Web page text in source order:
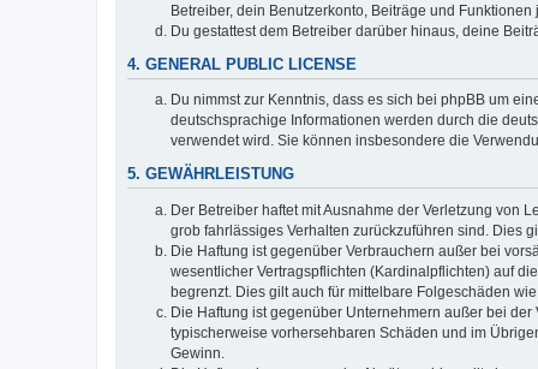
Betreiber, dein Benutzerkonto, Beiträge und
Du gestattest dem Betreiber darüber hinaus, deine
4. GENERAL PUBLIC LICENSE
Du nimmst zur Kenntnis, dass es sich bei phpBB um
deutschsprachige Informationen werden durch die
verwendet wird. Sie können insbesondere die
5. GEWÄHRLEISTUNG
Der Betreiber haftet mit Ausnahme der Verletzung von
grob fahrlässiges Verhalten zurückzuführen sind. Dies
Die Haftung ist gegenüber Verbrauchern außer bei
wesentlicher Vertragspflichten (Kardinalpflichten) auf
begrenzt. Dies gilt auch für mittelbare Folgeschäden
Die Haftung ist gegenüber Unternehmern außer bei
typischerweise vorhersehbaren Schäden und im
Gewinn.